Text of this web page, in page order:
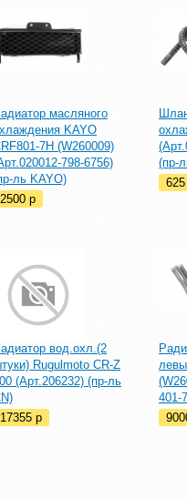
масляного
KAYO
7H (W260009)
798-6756)
ль KAYO)
2500 p
(пр-
625
вод.охл.(2
Rugulmoto CR-Z
(Арт.206232) (пр-ль
17355 p
401-